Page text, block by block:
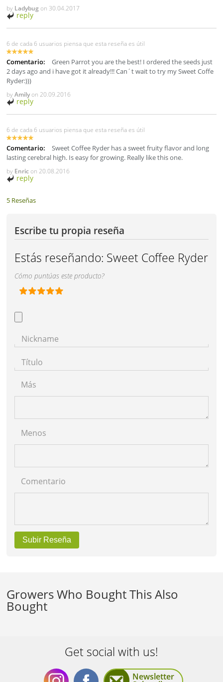
by Ladybugon30.04.2017
reply
6 de cada 6 usuarios piensa que esta reseña es útil
Comentario:
Green Parrot you are the best! I ordered the seeds just
2 days ago and i have got it already!!! Can´t wait to try my Sweet Coffe
Ryder:)))
byAmilyon20.09.2016
reply
6 de cada 6 usuarios piensa que esta reseña es útil
Comentario:
Sweet Coffee Ryder has a sweet fruity flavor and long
lasting cerebral high. Is easy for growing. Really like this one.
by Enricon20.08.2016
reply
5 Reseñas
Escribe tu propia reseña
Estás reseñando: Sweet Coffee Ryder
Cómo puntúas este producto?
Nickname
Título
Más
Menos
Comentario
Subir Reseña
Growers Who Bought This Also
Bought
Get social with us!
Newsletter